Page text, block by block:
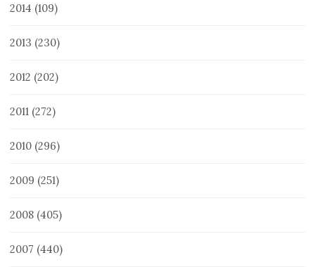
2014 (109)
2013 (230)
2012 (202)
2011 (272)
2010 (296)
2009 (251)
2008 (405)
2007 (440)